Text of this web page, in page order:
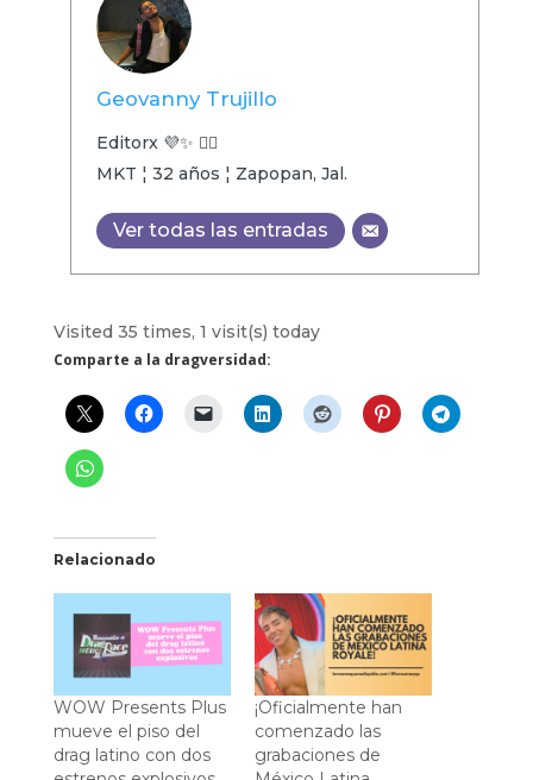
Geovanny Trujillo
Editorx 💜✨ 🏳️‍🌈
MKT ¦ 32 años ¦ Zapopan, Jal.
Ver todas las entradas
Visited 35 times, 1 visit(s) today
Comparte a la dragversidad:
Relacionado
WOW Presents Plus
mueve el piso del
drag latino con dos
¡Oficialmente han
comenzado las
grabaciones de